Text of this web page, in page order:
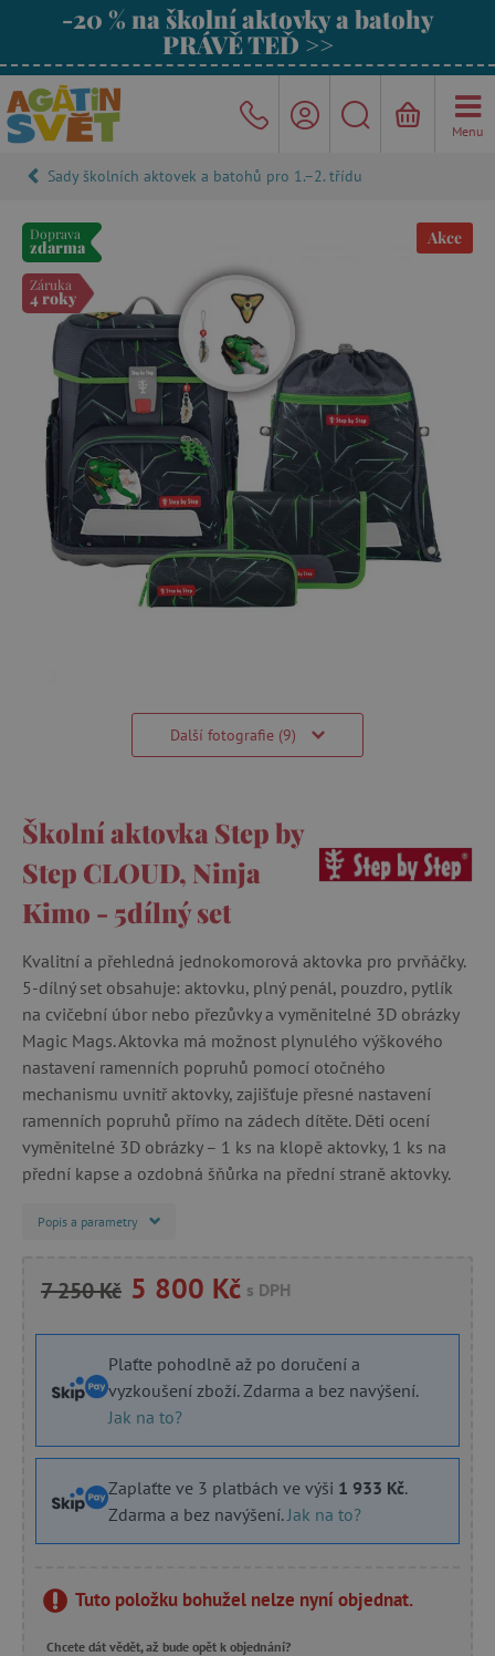
-20 % na školní aktovky a batohy
PRÁVĚ TEĎ >>
Menu
Sady školních aktovek a batohů pro 1.–2. třídu
Doprava
zdarma
Záruka
4 roky
Akce
Další fotografie (9)
Školní aktovka Step by
Step CLOUD, Ninja
Kimo - 5dílný set
Kvalitní a přehledná jednokomorová aktovka pro prvňáčky.
5-dílný set obsahuje: aktovku, plný penál, pouzdro, pytlík
na cvičební úbor nebo přezůvky a vyměnitelné 3D obrázky
Magic Mags. Aktovka má možnost plynulého výškového
nastavení ramenních popruhů pomocí otočného
mechanismu uvnitř aktovky, zajišťuje přesné nastavení
ramenních popruhů přímo na zádech dítěte. Děti ocení
vyměnitelné 3D obrázky – 1 ks na klopě aktovky, 1 ks na
přední kapse a ozdobná šňůrka na přední straně aktovky.
Popis a parametry
7 250 Kč 5 800 Kč s DPH
Plaťte pohodlně až po doručení a
vyzkoušení zboží. Zdarma a bez navýšení.
Jak na to?
Zaplaťte ve 3 platbách ve výši 1 933 Kč.
Zdarma a bez navýšení. Jak na to?
Tuto položku bohužel nelze nyní objednat.
Chcete dát vědět, až bude opět k objednání?